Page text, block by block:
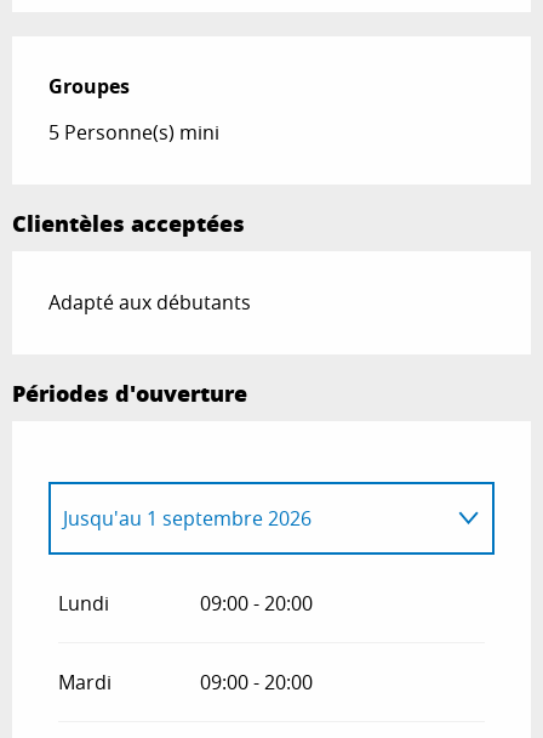
Groupes
Groupes
5 Personne(s) mini
Clientèles acceptées
Adapté aux débutants
Périodes d'ouverture
Jusqu'au 1 septembre 2026
2026
Lundi 09:00 - 20:00
Mardi 09:00 - 20:00